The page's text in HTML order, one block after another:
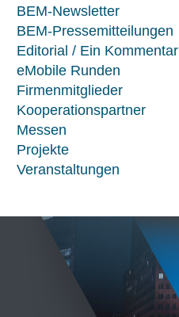
BEM-Newsletter
BEM-Pressemitteilungen
Editorial / Ein Kommentar
eMobile Runden
Firmenmitglieder
Kooperationspartner
Messen
Projekte
Veranstaltungen